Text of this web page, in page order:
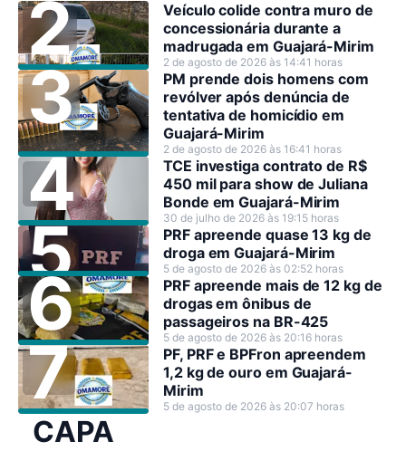
Veículo colide contra muro de
concessionária durante a
madrugada em Guajará-Mirim
2 de agosto de 2026 às 14:41 horas
PM prende dois homens com
revólver após denúncia de
tentativa de homicídio em
Guajará-Mirim
2 de agosto de 2026 às 16:41 horas
TCE investiga contrato de R$
450 mil para show de Juliana
Bonde em Guajará-Mirim
30 de julho de 2026 às 19:15 horas
PRF apreende quase 13 kg de
droga em Guajará-Mirim
5 de agosto de 2026 às 02:52 horas
PRF apreende mais de 12 kg de
drogas em ônibus de
passageiros na BR-425
5 de agosto de 2026 às 20:16 horas
PF, PRF e BPFron apreendem
1,2 kg de ouro em Guajará-
Mirim
5 de agosto de 2026 às 20:07 horas
CAPA